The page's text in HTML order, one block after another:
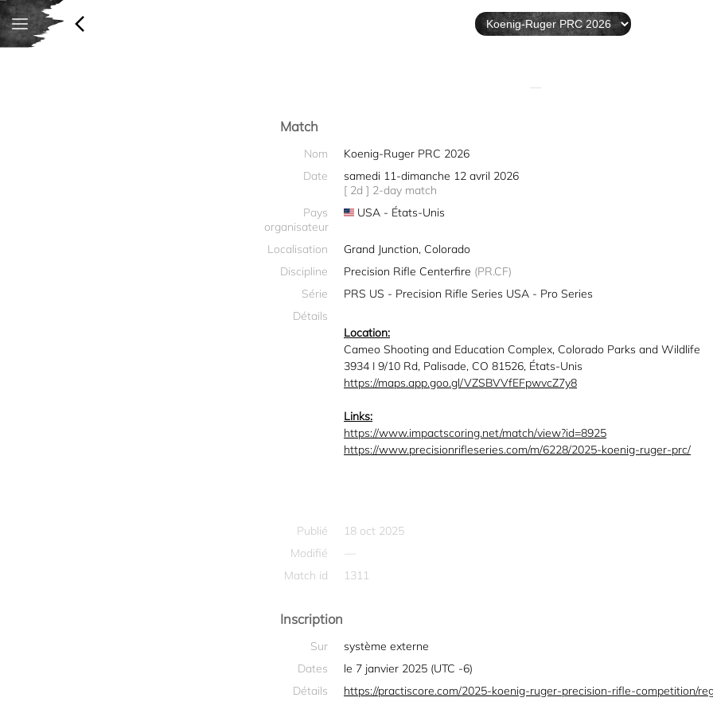
—
Match
Nom
Koenig-Ruger PRC 2026
Date
samedi 11-dimanche 12 avril 2026
[ 2d ] 2-day match
Pays
organisateur
USA - États-Unis
Localisation
Grand Junction, Colorado
Discipline
Precision Rifle Centerfire (PR.CF)
Série
PRS US - Precision Rifle Series USA - Pro Series
Détails
Location:
Cameo Shooting and Education Complex, Colorado Parks and Wildlife
3934 I 9/10 Rd, Palisade, CO 81526, États-Unis
https://maps.app.goo.gl/VZSBVVfEFpwvcZ7y8
Links:
https://www.impactscoring.net/match/view?id=8925
https://www.precisionrifleseries.com/m/6228/2025-koenig-ruger-prc/
Publié
18 oct 2025
Modifié
—
Match id
1311
Inscription
Sur
système externe
Dates
le 7 janvier 2025 (UTC -6)
Détails
https://practiscore.com/2025-koenig-ruger-precision-rifle-competition/